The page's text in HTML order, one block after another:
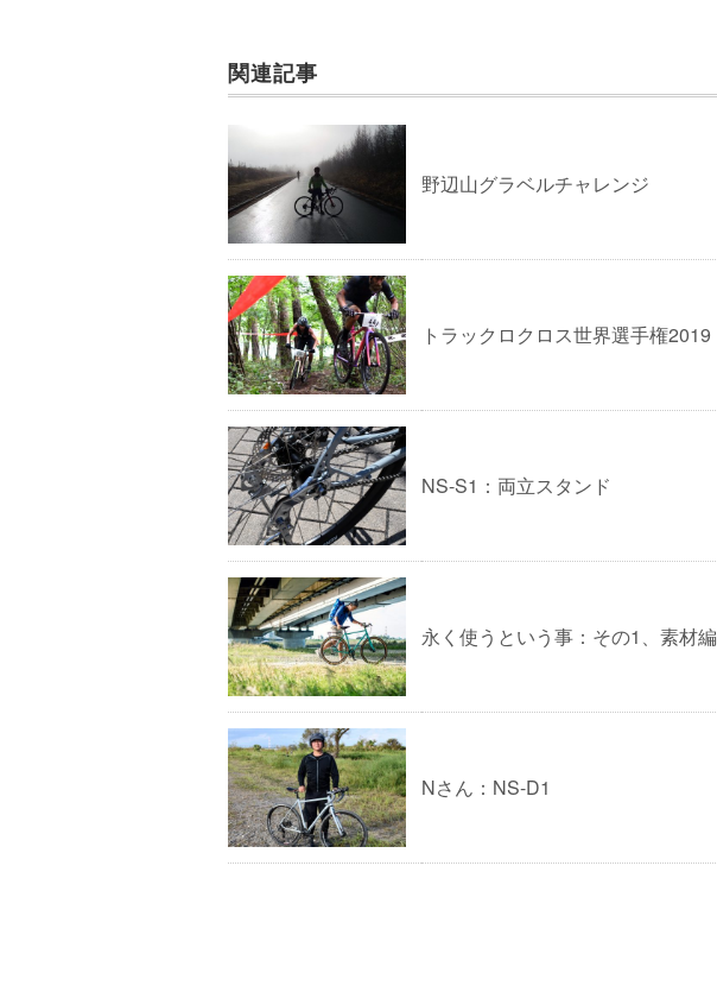
関連記事
野辺山グラベルチャレンジ
トラックロクロス世界選手権2019
NS-S1：両立スタンド
永く使うという事：その1、素材編
Nさん：NS-D1